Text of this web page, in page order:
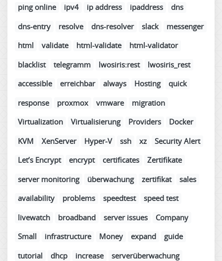
ping online
ipv4 ip address ipaddress
dns
dns-entry
resolve dns-resolver slack
messenger
html
validate html-validate
html-validator
blacklist
telegramm lwosiris:rest
lwosiris_rest
accessible
erreichbar always Hosting
quick
response
proxmox vmware
migration
Virtualization
Virtualisierung Providers
Docker
KVM
XenServer Hyper-V ssh xz
Security Alert
Let’s Encrypt
encrypt certificates
Zertifikate
server monitoring
überwachung zertifikat
sales
availability
problems speedtest
speed test
livewatch
broadband server issues
Company
Small
infrastructure Money expand
guide
tutorial
dhcp increase
serverüberwachung